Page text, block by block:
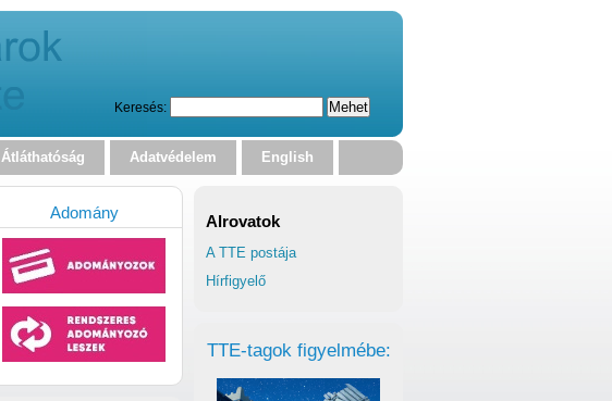
Keresés:
Átláthatóság Adatvédelem English
Alrovatok
A TTE postája
Hírfigyelő
TTE-tagok figyelmébe:
Adomány